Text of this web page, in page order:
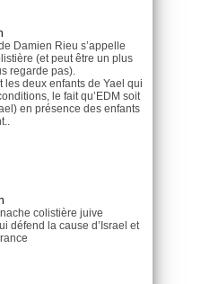
Damien Rieu s’appelle
(et peut être un plus
regarde pas).
les deux enfants de Yael qui
le fait qu’EDM soit
en présence des enfants
colistière juive
défend la cause d’Israel et